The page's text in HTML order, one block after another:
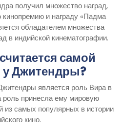
получил множество наград,
и награду «Падма
обладателем множества
в индийской кинематографии.
самой
у Джитендры?
является роль Вира в
принесла ему мировую
из самых популярных в истории
кино.